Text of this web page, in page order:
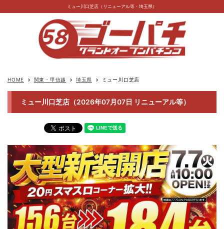
ミュー川口芝店（リニューアル等・埼玉県）
HOME keyboard_arrow_right 関東・甲信越 keyboard_arrow_right 埼玉県 keyboard_arrow_right ミュー川口芝店
ミュー川口芝店（2026年07月07日 リニューアル等）